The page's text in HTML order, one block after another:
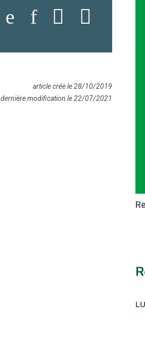
article crée le 28/10/2019
dernière modification le 22/07/2021